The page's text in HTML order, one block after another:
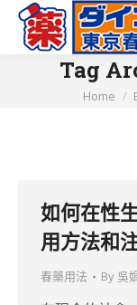
Tag
You
Home
如何在性
用方法和
春藥用法 By 吳